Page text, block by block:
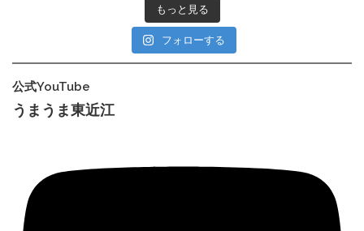
もっと見る
フォローする
公式YouTube
うまうま東近江